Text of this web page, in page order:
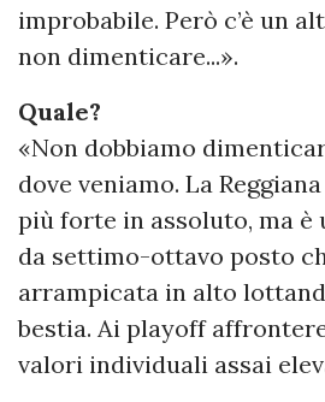
improbabile. Però c’è un
non dimenticare...».
Quale?
«Non dobbiamo
dove veniamo. La
più forte in assoluto, ma è
da settimo-ottavo posto
arrampicata in alto
bestia. Ai playoff
valori individuali assai